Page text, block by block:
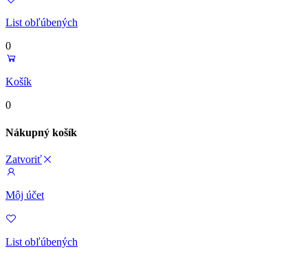
List obľúbených
0
Košík
0
Nákupný košík
Zatvoriť
Môj účet
List obľúbených